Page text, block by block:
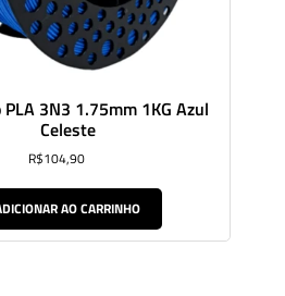
3N3 1.75mm 1KG Azul
Celeste
R$104,90
AO CARRINHO